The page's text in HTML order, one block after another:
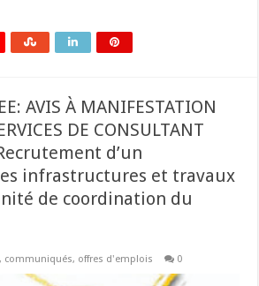
AVIS À MANIFESTATION
DE CONSULTANT
d’un
infrastructures et travaux
de coordination du
, communiqués, offres d'emplois 0